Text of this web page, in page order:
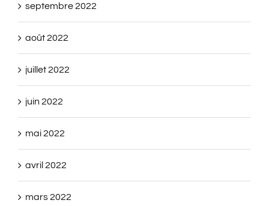
septembre 2022
août 2022
juillet 2022
juin 2022
mai 2022
avril 2022
mars 2022